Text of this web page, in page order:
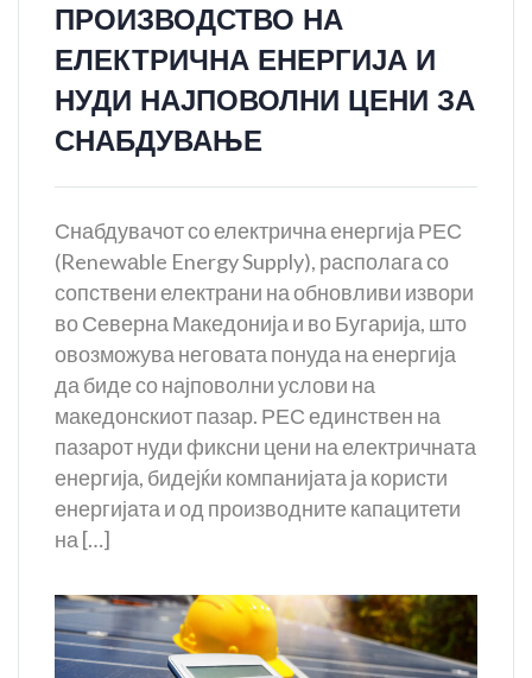
ПРОИЗВОДСТВО НА
ЕЛЕКТРИЧНА ЕНЕРГИЈА И
НУДИ НАЈПОВОЛНИ ЦЕНИ ЗА
СНАБДУВАЊЕ
Снабдувачот со електрична енергија РЕС
(Renewаble Energy Supply), располага со
сопствени електрани на обновливи извори
во Северна Македонија и во Бугарија, што
овозможува неговата понуда на енергија
да биде со најповолни услови на
македонскиот пазар. РЕС единствен на
пазарот нуди фиксни цени на електричната
енергија, бидејќи компанијата ја користи
енергијата и од производните капацитети
на […]